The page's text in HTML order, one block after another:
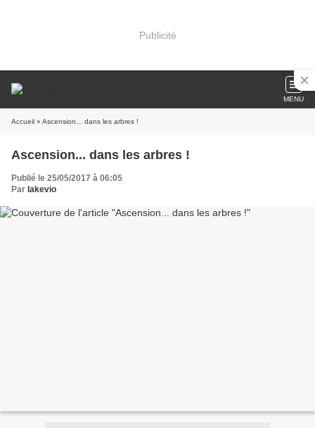
Publicité
MENU
Accueil » Ascension... dans les arbres !
Ascension... dans les arbres !
Publié le 25/05/2017 à 06:05
Par lakevio